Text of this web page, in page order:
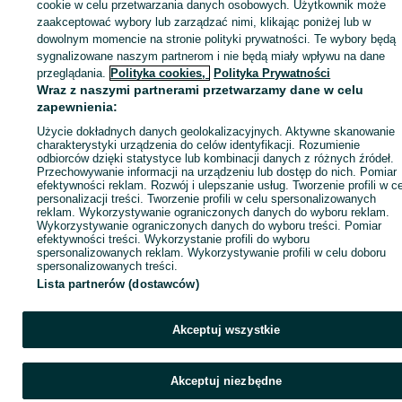
sprzedającym
Zaloguj się / Załóż konto
cookie w celu przetwarzania danych osobowych. Użytkownik może
zaakceptować wybory lub zarządzać nimi, klikając poniżej lub w
dowolnym momencie na stronie polityki prywatności. Te wybory będą
sygnalizowane naszym partnerom i nie będą miały wpływu na dane
przeglądania. Polityka cookies, Polityka Prywatności
Wraz z naszymi partnerami przetwarzamy dane w celu
zapewnienia:
Użycie dokładnych danych geolokalizacyjnych. Aktywne skanowanie
charakterystyki urządzenia do celów identyfikacji. Rozumienie
odbiorców dzięki statystyce lub kombinacji danych z różnych źródeł.
Przechowywanie informacji na urządzeniu lub dostęp do nich. Pomiar
efektywności reklam. Rozwój i ulepszanie usług. Tworzenie profili w
personalizacji treści. Tworzenie profili w celu spersonalizowanych
reklam. Wykorzystywanie ograniczonych danych do wyboru reklam.
Wykorzystywanie ograniczonych danych do wyboru treści. Pomiar
efektywności treści. Wykorzystanie profili do wyboru
spersonalizowanych reklam. Wykorzystywanie profili w celu doboru
spersonalizowanych treści.
Lista partnerów (dostawców)
Akceptuj wszystkie
Akceptuj niezbędne